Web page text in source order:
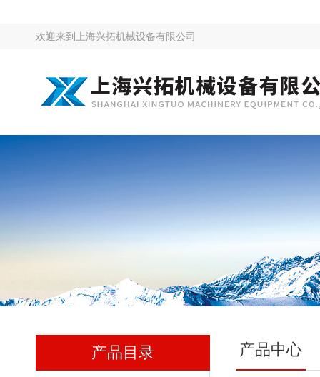
欢迎来到 上海兴拓机械设备有限公司
产品目录 产品中心